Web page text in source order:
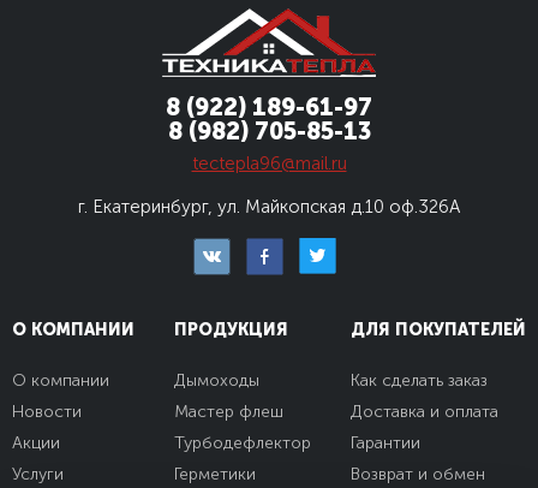
О КОМПАНИИ
О компании
Новости
Акции
Услуги
ПРОДУКЦИЯ
Дымоходы
Мастер флеш
Турбодефлектор
Герметики
ДЛЯ ПОКУПАТЕЛЕЙ
Как сделать заказ
Доставка и оплата
Гарантии
Возврат и обмен
8 (922) 189-61-97
8 (982) 705-85-13
tectepla96@mail.ru
г. Екатеринбург, ул. Майкопская д.10 оф.326А